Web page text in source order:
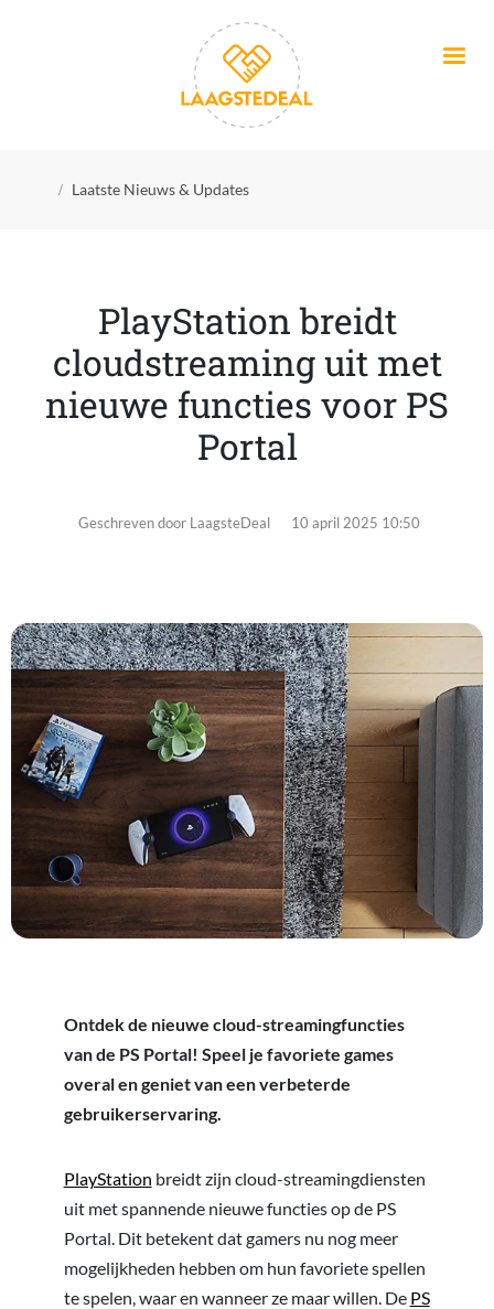
Kruimelpad
Laatste Nieuws & Updates
PlayStation breidt
cloudstreaming uit met
nieuwe functies voor PS
Portal
Geschreven door LaagsteDeal 10 april 2025 10:50
Ontdek de nieuwe cloud-streamingfuncties
van de PS Portal! Speel je favoriete games
overal en geniet van een verbeterde
gebruikerservaring.
PlayStation breidt zijn cloud-streamingdiensten
uit met spannende nieuwe functies op de PS
Portal. Dit betekent dat gamers nu nog meer
mogelijkheden hebben om hun favoriete spellen
te spelen, waar en wanneer ze maar willen. De PS